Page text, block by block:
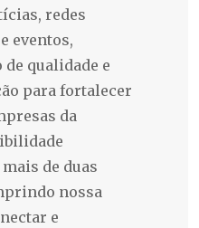
redes
eventos,
qualidade e
para fortalecer
da
de duas
nossa
e